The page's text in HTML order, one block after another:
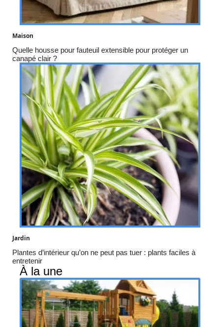
Maison
Quelle housse pour fauteuil extensible pour protéger un
canapé clair ?
Jardin
Plantes d’intérieur qu’on ne peut pas tuer : plants faciles à
entretenir
À la une